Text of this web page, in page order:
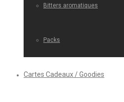
Bitters aromatiques
Packs
Cartes Cadeaux / Goodies